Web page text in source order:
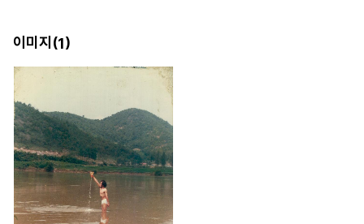
이미지(1)